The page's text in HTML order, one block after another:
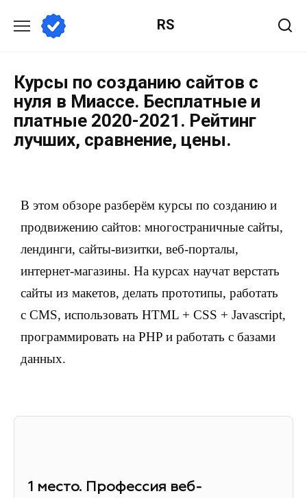
RS
Курсы по созданию сайтов с
нуля в Миассе. Бесплатные и
платные 2020-2021. Рейтинг
лучших, сравнение, цены.
В этом обзоре разберём курсы по созданию и
продвижению сайтов: многостраничные сайты,
лендинги, сайты-визитки, веб-порталы,
интернет-магазины. На курсах научат верстать
сайты из макетов, делать прототипы, работать
с CMS, использовать HTML + CSS + Javascript,
программировать на PHP и работать с базами
данных.
1 место. Профессия веб-